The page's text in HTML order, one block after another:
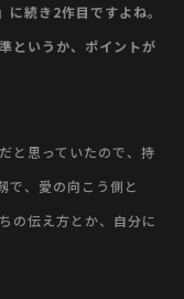
に続き2作目ですよね。
というか、ポイントが
と思っていたので、持
で、愛の向こう側と
の伝え方とか、自分に